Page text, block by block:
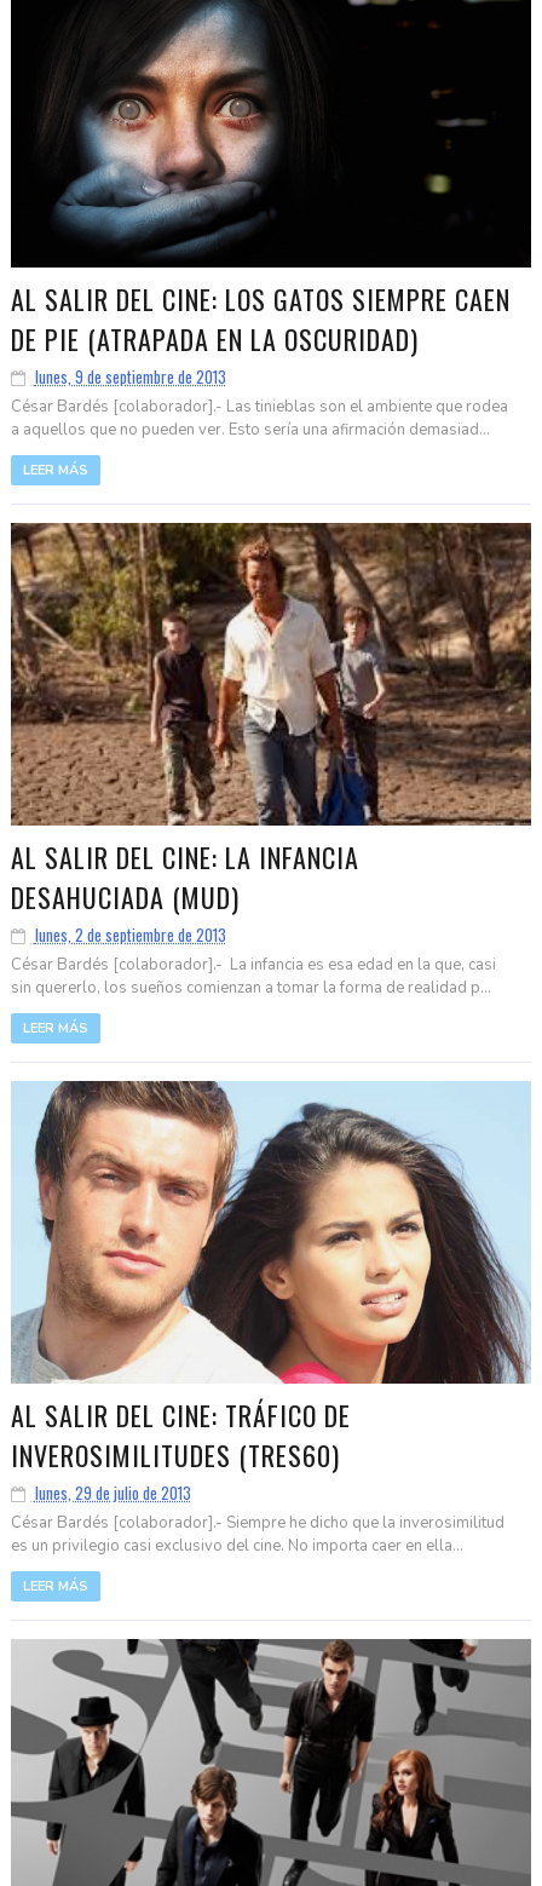
AL SALIR DEL CINE: LOS GATOS SIEMPRE CAEN
DE PIE (ATRAPADA EN LA OSCURIDAD)
lunes, 9 de septiembre de 2013
César Bardés [colaborador].- Las tinieblas son el ambiente que rodea
a aquellos que no pueden ver. Esto sería una afirmación demasiad...
LEER MÁS
AL SALIR DEL CINE: LA INFANCIA
DESAHUCIADA (MUD)
lunes, 2 de septiembre de 2013
César Bardés [colaborador].- La infancia es esa edad en la que, casi
sin quererlo, los sueños comienzan a tomar la forma de realidad p...
LEER MÁS
AL SALIR DEL CINE: TRÁFICO DE
INVEROSIMILITUDES (TRES60)
lunes, 29 de julio de 2013
César Bardés [colaborador].- Siempre he dicho que la inverosimilitud
es un privilegio casi exclusivo del cine. No importa caer en ella...
LEER MÁS